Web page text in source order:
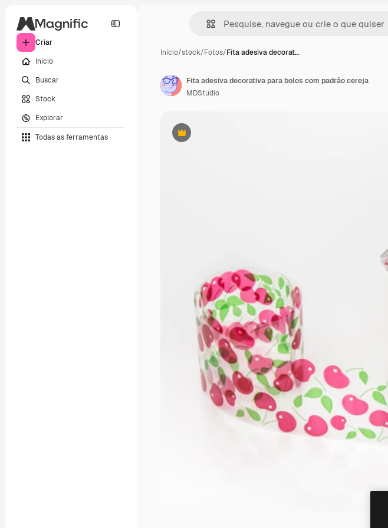
Criar
Início
Buscar
Stock
Explorar
Todas as ferramentas
Início/stock/Fotos/Fita adesiva decorat…
Premium
Fita adesiva decorativa para bolos com padrão cereja
MDStudio